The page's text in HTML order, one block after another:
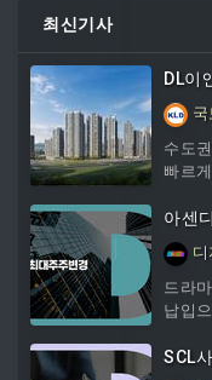
최신기사
DL이
순 동
수도
빠르
수요
제지
다.한
제지
계됐
은 기
아센
자배
드라
납입
제1호
SCL